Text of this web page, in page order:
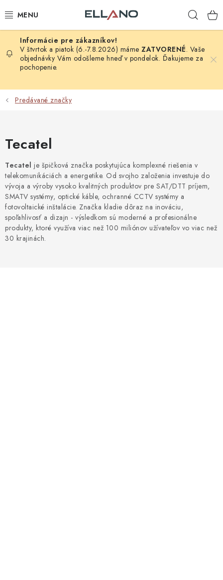
na
NOVINKY
PRÍJEM TV
ELEKTRO
AUTO - MOTO - CYKLO
ROZBALENÝ TOVAR
VÝPREDAJ
Blog Kontakty Kto sme? Moja objednávka
V štvrtok a piatok (6.-7.8.2026) máme ZATVORENÉ. Vaše
objednávky Vám odošleme hneď v pondelok. Ďakujeme za
pochopenie.
Predávané značky
Tecatel
Tecatel je špičková značka poskytujúca komplexné riešenia v
telekomunikáciách a energetike. Od svojho založenia investuje do
vývoja a výroby vysoko kvalitných produktov pre SAT/DTT príjem,
SMATV systémy, optické káble, ochranné CCTV systémy a
fotovoltaické inštalácie. Značka kladie dôraz na inováciu,
spoľahlivosť a dizajn - výsledkom sú moderné a profesionálne
produkty, ktoré využíva viac než 100 miliónov užívateľov vo viac než
30 krajinách.